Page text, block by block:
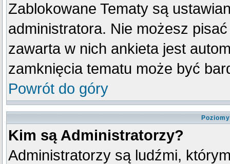
Zablokowane Tematy są
administratora. Nie możesz
zawarta w nich ankieta jest
zamknięcia tematu może być
Powrót do góry
Kim są Administratorzy?
Administratorzy są ludźmi,